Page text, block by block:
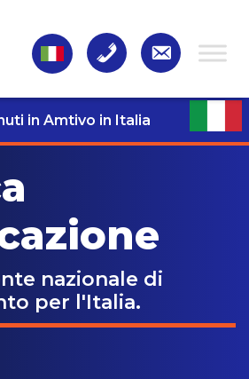
in Amtivo in Italia
nazionale di
per l'Italia.